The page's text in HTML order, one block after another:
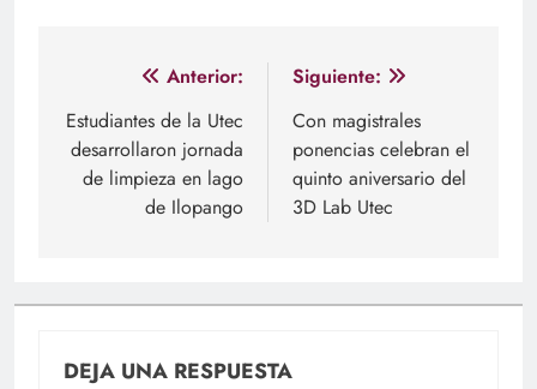
Navegación
de
entradas
Anterior:
Estudiantes de la Utec
desarrollaron jornada
de limpieza en lago
de Ilopango
Siguiente:
Con magistrales
ponencias celebran el
quinto aniversario del
3D Lab Utec
DEJA UNA RESPUESTA